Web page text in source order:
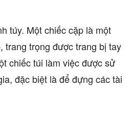
túy. Một chiếc cặp là một
trang trọng được trang bị tay
chiếc túi làm việc được sử
đặc biệt là để đựng các tài